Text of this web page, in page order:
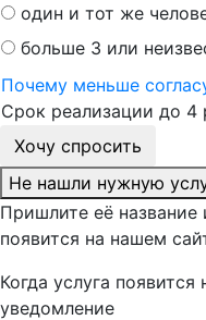
один и тот же
больше 3 или
Почему меньше
Срок реализации до 4
Хочу спросить
Не нашли нужную
Пришлите её
появится на нашем
Когда услуга
уведомление